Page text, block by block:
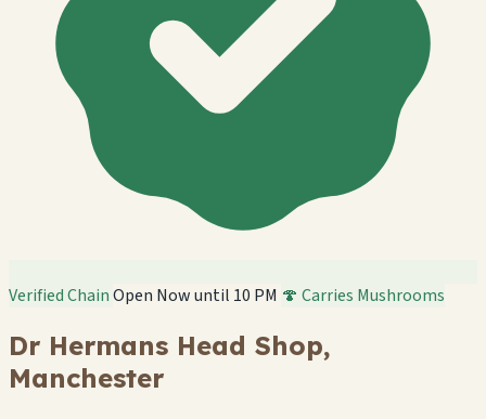
Verified ChainOpen Now until 10 PM 🍄 Carries Mushrooms
Dr Hermans Head Shop,
Manchester